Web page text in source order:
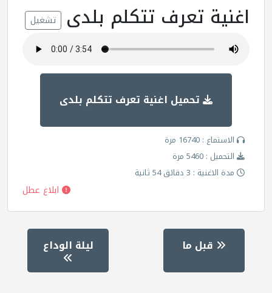
اغنية تعرف تتكلم بلدى تشغيل
تحميل اغنية تعرف تتكلم بلدى
الاستماع : 16740 مرة
التحميل : 5460 مرة
مدة الاغنية : 3 دقائق 54 ثانية
ابلاغ عطل
قبل ما ليلة الوداع